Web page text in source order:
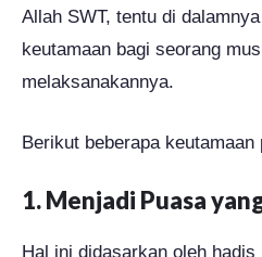
Allah SWT, tentu di
keutamaan bagi seorang
melaksanakannya.
Berikut beberapa keutamaan
1. Menjadi Puasa
Hal ini didasarkan oleh